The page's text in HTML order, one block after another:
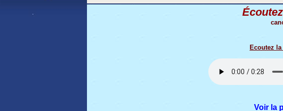
Ecoutez
Voir la